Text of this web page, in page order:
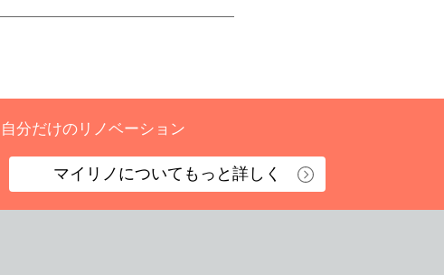
自分だけのリノベーション
マイリノについて もっと詳しく